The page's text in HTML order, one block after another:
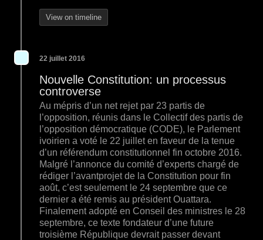
View on timeline
22 juillet 2016
Nouvelle Constitution: un processus
controverse
Au mépris d’un net rejet par 23 partis de
l’opposition, réunis dans le Collectif des partis de
l’opposition démocratique (CODE), le Parlement
ivoirien a voté le 22 juillet en faveur de la tenue
d’un référendum constitutionnel fin octobre 2016.
Malgré l’annonce du comité d’experts chargé de
rédiger l’avantprojet de la Constitution pour fin
août, c’est seulement le 24 septembre que ce
dernier a été remis au président Ouattara.
Finalement adopté en Conseil des ministres le 28
septembre, ce texte fondateur d’une future
troisième République devrait passer devant